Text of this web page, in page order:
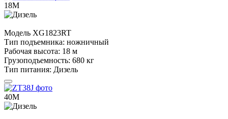
18М
Модель XG1823RT
Тип подъемника: ножничный
Рабочая высота: 18 м
Грузоподъемность: 680 кг
Тип питания: Дизель
40М